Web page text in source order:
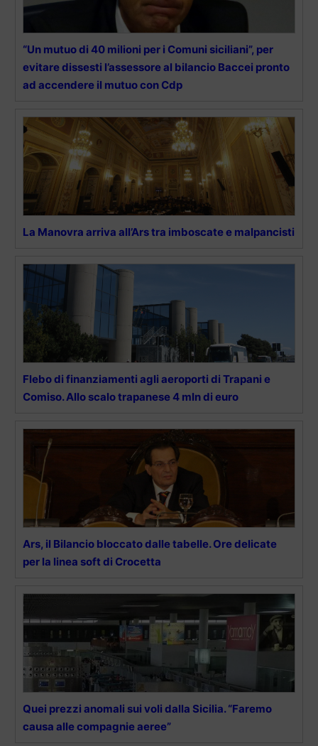
“Un mutuo di 40 milioni per i Comuni siciliani”, per
evitare dissesti l’assessore al bilancio Baccei pronto
ad accendere il mutuo con Cdp
La Manovra arriva all’Ars tra imboscate e malpancisti
Flebo di finanziamenti agli aeroporti di Trapani e
Comiso. Allo scalo trapanese 4 mln di euro
Ars, il Bilancio bloccato dalle tabelle. Ore delicate
per la linea soft di Crocetta
Quei prezzi anomali sui voli dalla Sicilia. “Faremo
causa alle compagnie aeree”